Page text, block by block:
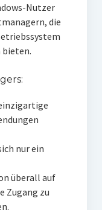
Nutzer
die
bieten.
nur ein
überall auf
Zugang zu